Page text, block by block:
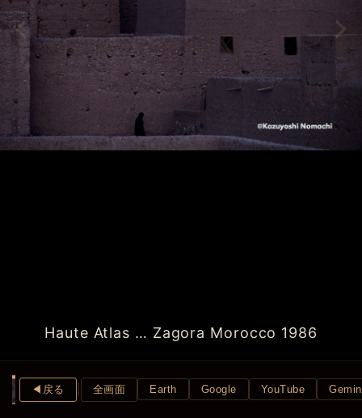
‹
Haute Atlas … Zagora Morocco 1986
›
◀︎戻る 全画面 Earth Google YouTube